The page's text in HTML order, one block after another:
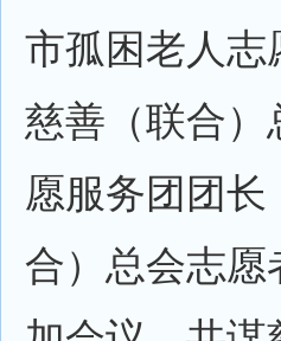
市孤困老人志
慈善（联合）
愿服务团团
合）总会志愿